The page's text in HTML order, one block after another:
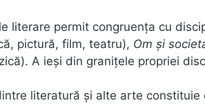
literare permit congruența cu
pictură, film, teatru), Om și
A ieși din granițele propriei
literatură și alte arte